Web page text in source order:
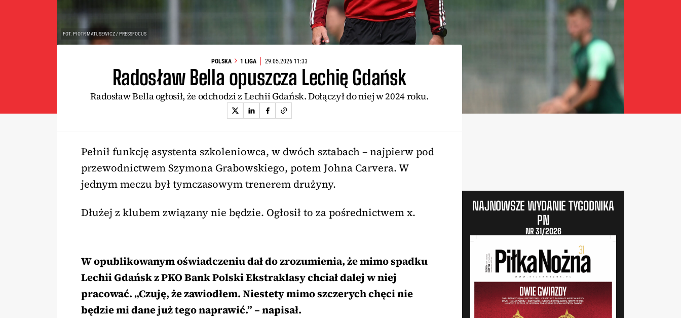
FOT. PIOTR MATUSEWICZ / PRESSFOCUS
POLSKA 1 LIGA 29.05.2026 11:33
Radosław Bella opuszcza Lechię Gdańsk
Radosław Bella ogłosił, że odchodzi z Lechii Gdańsk. Dołączył do niej w 2024 roku.
Pełnił funkcję asystenta szkoleniowca, w dwóch sztabach – najpierw pod
przewodnictwem Szymona Grabowskiego, potem Johna Carvera. W
jednym meczu był tymczasowym trenerem drużyny.
Dłużej z klubem związany nie będzie. Ogłosił to za pośrednictwem x.
W opublikowanym oświadczeniu dał do zrozumienia, że mimo spadku
Lechii Gdańsk z PKO Bank Polski Ekstraklasy chciał dalej w niej
pracować. „Czuję, że zawiodłem. Niestety mimo szczerych chęci nie
będzie mi dane już tego naprawić.” – napisał.
NAJNOWSZE WYDANIE TYGODNIKA
PN
NR 31/2026